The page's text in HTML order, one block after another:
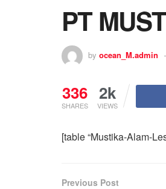
PT
by ocean_M.admin
336
SHARES
2k
VIEWS
[table “Mustika-Alam-
Previous Post